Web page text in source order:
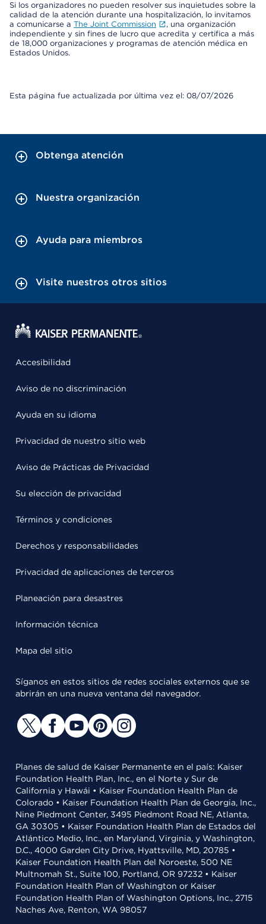
Si los organizadores no pueden resolver sus inquietudes sobre la
calidad de la atención durante una hospitalización, lo invitamos
a comunicarse a The Joint Commission
, una organización
independiente y sin fines de lucro que acredita y certifica a más
de 18,000 organizaciones y programas de atención médica en
Estados Unidos.
Esta página fue actualizada por última vez el: 08/07/2026
Obtenga atención
Nuestra organización
Ayuda para miembros
Visite nuestros otros sitios
Accesibilidad
Aviso de no discriminación
Ayuda en su idioma
Privacidad de nuestro sitio web
Aviso de Prácticas de Privacidad
Su elección de privacidad
Términos y condiciones
Derechos y responsabilidades
Privacidad de aplicaciones de terceros
Planeación para desastres
Información técnica
Mapa del sitio
Síganos en estos sitios de redes sociales externos que se
abrirán en una nueva ventana del navegador.
Planes de salud de Kaiser Permanente en el país: Kaiser
Foundation Health Plan, Inc., en el Norte y Sur de
California y Hawái • Kaiser Foundation Health Plan de
Colorado • Kaiser Foundation Health Plan de Georgia, Inc.,
Nine Piedmont Center, 3495 Piedmont Road NE, Atlanta,
GA 30305 • Kaiser Foundation Health Plan de Estados del
Atlántico Medio, Inc., en Maryland, Virginia, y Washington,
D.C., 4000 Garden City Drive, Hyattsville, MD, 20785 •
Kaiser Foundation Health Plan del Noroeste, 500 NE
Multnomah St., Suite 100, Portland, OR 97232 • Kaiser
Foundation Health Plan of Washington or Kaiser
Foundation Health Plan of Washington Options, Inc., 2715
Naches Ave, Renton, WA 98057